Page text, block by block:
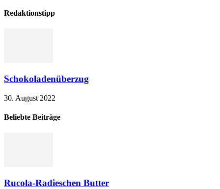
Redaktionstipp
Schokoladenüberzug
30. August 2022
Beliebte Beiträge
Rucola-Radieschen Butter